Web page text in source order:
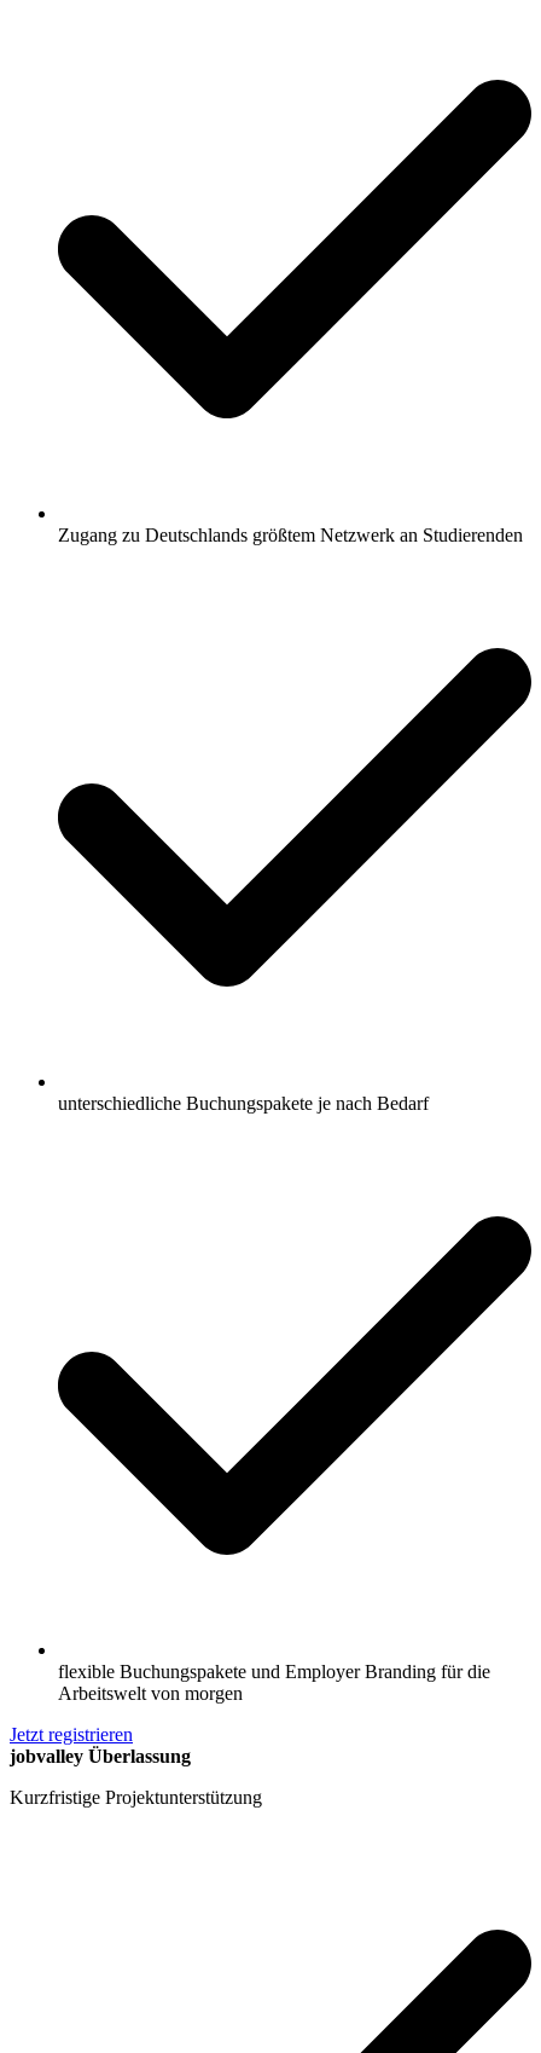
Zugang zu Deutschlands größtem Netzwerk an Studierenden
unterschiedliche Buchungspakete je nach Bedarf
flexible Buchungspakete und Employer Branding für die
Arbeitswelt von morgen
Jetzt registrieren
jobvalley Überlassung
Kurzfristige Projektunterstützung